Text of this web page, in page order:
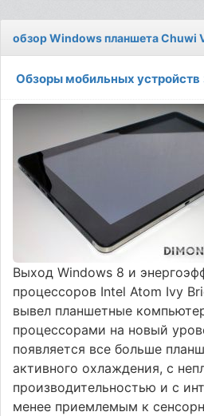
обзор Windows планшета Chuwi
Обзоры мобильных устройств
Выход Windows 8 и
процессоров Intel Atom Ivy
вывел планшетные
процессорами на новый
появляется все больше
активного охлаждения, с
производительностью и с
менее приемлемым к